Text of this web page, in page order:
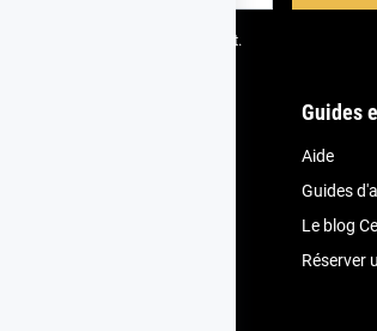
depuis votre espace client.
Guides
Aide
Guides
Le blog
Réserver